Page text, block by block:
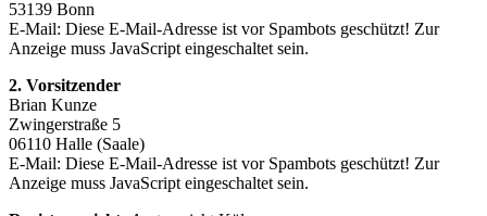
53139 Bonn
E-Mail: Diese E-Mail-Adresse ist vor Spambots geschützt! Zur
Anzeige muss JavaScript eingeschaltet sein.
2. Vorsitzender
Brian Kunze
Zwingerstraße 5
06110 Halle (Saale)
E-Mail: Diese E-Mail-Adresse ist vor Spambots geschützt! Zur
Anzeige muss JavaScript eingeschaltet sein.